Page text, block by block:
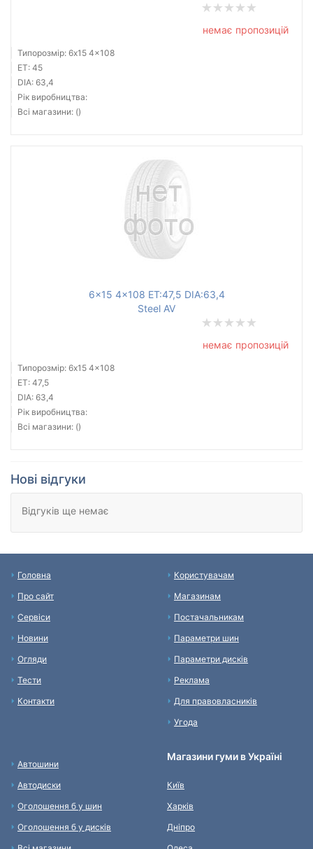
немає пропозицій
Типорозмір: 6x15 4x108
ET: 45
DIA: 63,4
Рік виробництва:
Всі магазини: ()
6x15 4x108 ET:47,5 DIA:63,4
Steel AV
немає пропозицій
Типорозмір: 6x15 4x108
ET: 47,5
DIA: 63,4
Рік виробництва:
Всі магазини: ()
Нові відгуки
Відгуків ще немає
Головна
Про сайт
Сервіси
Новини
Огляди
Тести
Контакти
Користувачам
Магазинам
Постачальникам
Параметри шин
Параметри дисків
Реклама
Для правовласників
Угода
Автошини
Автодиски
Оголошення б у шин
Оголошення б у дисків
Магазини гуми в Україні
Київ
Харків
Дніпро